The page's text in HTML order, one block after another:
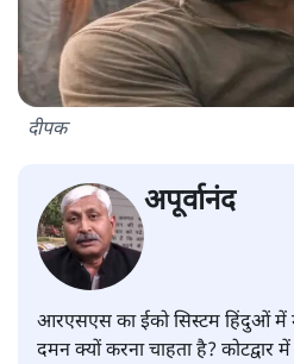
दीपक
अपूर्वानंद
आरएसएस का ईको सिस्टम हिंदुओं में
दमन क्यों करना चाहता है?